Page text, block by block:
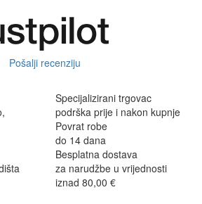
Pošalji recenziju
Specijalizirani trgovac
podrška prije i nakon kupnje
Povrat robe
do 14 dana
Besplatna dostava
za narudžbe u vrijednosti
iznad 80,00 €